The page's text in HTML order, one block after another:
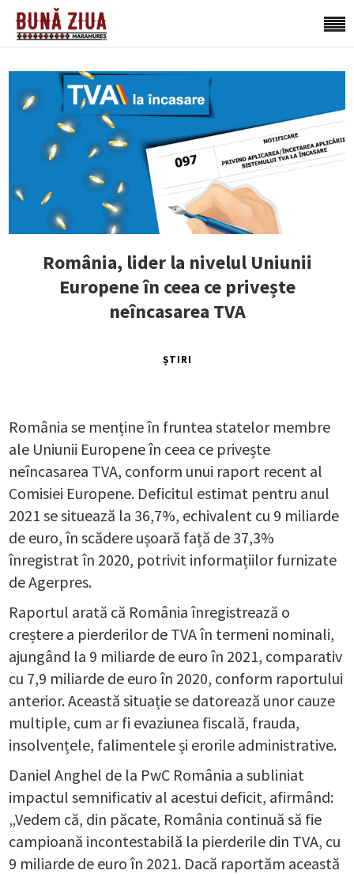
România, lider la nivelul Uniunii
Europene în ceea ce privește
neîncasarea TVA
ȘTIRI
România se menține în fruntea statelor membre
ale Uniunii Europene în ceea ce privește
neîncasarea TVA, conform unui raport recent al
Comisiei Europene. Deficitul estimat pentru anul
2021 se situează la 36,7%, echivalent cu 9 miliarde
de euro, în scădere ușoară față de 37,3%
înregistrat în 2020, potrivit informațiilor furnizate
de Agerpres.
Raportul arată că România înregistrează o
creștere a pierderilor de TVA în termeni nominali,
ajungând la 9 miliarde de euro în 2021, comparativ
cu 7,9 miliarde de euro în 2020, conform raportului
anterior. Această situație se datorează unor cauze
multiple, cum ar fi evaziunea fiscală, frauda,
insolvențele, falimentele și erorile administrative.
Daniel Anghel de la PwC România a subliniat
impactul semnificativ al acestui deficit, afirmând:
„Vedem că, din păcate, România continuă să fie
campioană incontestabilă la pierderile din TVA, cu
9 miliarde de euro în 2021. Dacă raportăm această